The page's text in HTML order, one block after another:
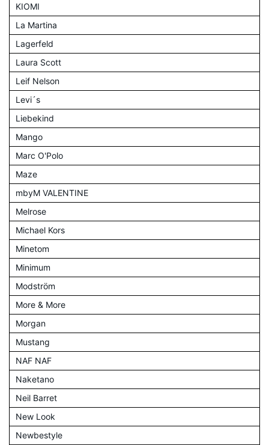
KIOMI
La Martina
Lagerfeld
Laura Scott
Leif Nelson
Levi´s
Liebekind
Mango
Marc O'Polo
Maze
mbyM VALENTINE
Melrose
Michael Kors
Minetom
Minimum
Modström
More & More
Morgan
Mustang
NAF NAF
Naketano
Neil Barret
New Look
Newbestyle